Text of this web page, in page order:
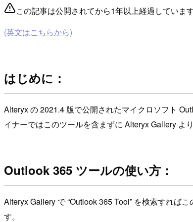
この記事は公開されてから1年以上経過していま
(英文はこちらから)
はじめに：
Alteryx の 2021.4 版で公開されたマイクロソフト
イナーではこのツールを含まずに Alteryx Gallery よ
Outlook 365 ツールの使い方：
Alteryx Gallery で “Outlook 365 Tool” を検索すれば
す。